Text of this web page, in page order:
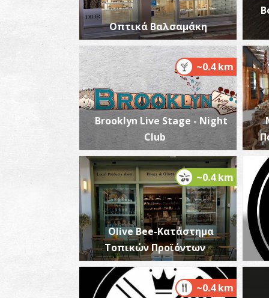
Οπτικά Βαλσαμάκη
~0.4 km
Brooklyn Live Stage - Night
Club
~0.4 km
Olive Bee-Κατάστημα
Τοπικών Προϊόντων
~0.4 km